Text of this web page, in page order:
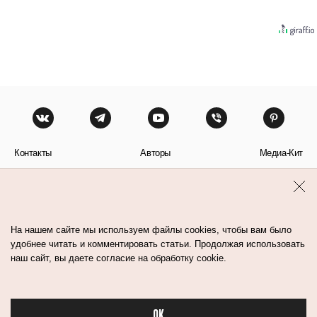
Контакты Авторы Медиа-Кит
На нашем сайте мы используем файлы cookies, чтобы вам было
удобнее читать и комментировать статьи. Продолжая использовать
наш сайт, вы даете согласие на обработку cookie.